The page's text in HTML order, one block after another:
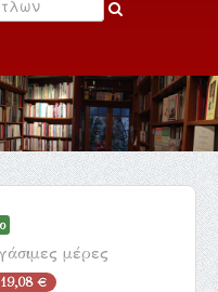
μέρες
19,08 €